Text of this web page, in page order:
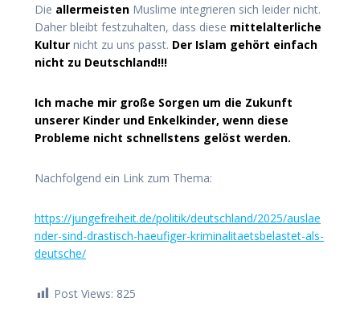
Die allermeisten Muslime integrieren sich leider nicht.
Daher bleibt festzuhalten, dass diese mittelalterliche
Kultur nicht zu uns passt. Der Islam gehört einfach
nicht zu Deutschland!!!
Ich mache mir große Sorgen um die Zukunft
unserer Kinder und Enkelkinder, wenn diese
Probleme nicht schnellstens gelöst werden.
Nachfolgend ein Link zum Thema:
https://jungefreiheit.de/politik/deutschland/2025/auslae
nder-sind-drastisch-haeufiger-kriminalitaetsbelastet-als-
deutsche/
Post Views: 825